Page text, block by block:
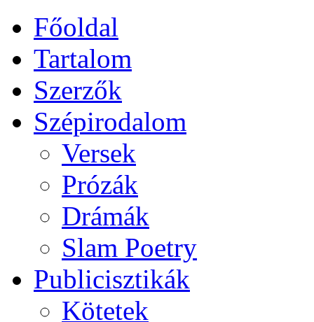
Főoldal
Tartalom
Szerzők
Szépirodalom
Versek
Prózák
Drámák
Slam Poetry
Publicisztikák
Kötetek